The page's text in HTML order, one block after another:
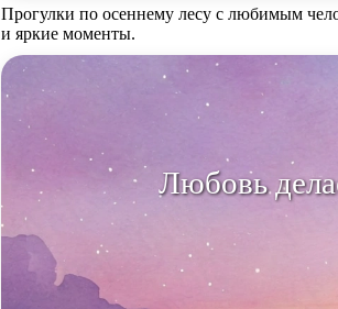
Прогулки по осеннему лесу с любимым
и яркие моменты.
Любовь делает